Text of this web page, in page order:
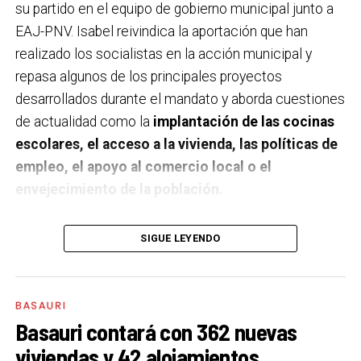
su partido en el equipo de gobierno municipal junto a
EAJ-PNV. Isabel reivindica la aportación que han
realizado los socialistas en la acción municipal y
repasa algunos de los principales proyectos
desarrollados durante el mandato y aborda cuestiones
de actualidad como la implantación de las cocinas
escolares, el acceso a la vivienda, las políticas de
empleo, el apoyo al comercio local o el
envejecimiento de la población.
A un año de acabar la legislatura, ¿qué balance
haces de la gestión del PSE en tus áreas dentro
del equipo de gobierno y qué proyectos
los gobiernos sirve para transformar y mejorar la vida
SIGUE LEYENDO
BASAURI
Basauri contará con 362 nuevas